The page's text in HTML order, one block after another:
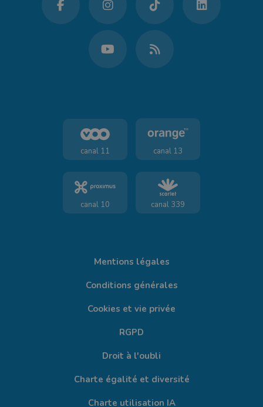
canal 11 canal 13
canal 10 canal 339
Mentions légales
Conditions générales
Cookies et vie privée
RGPD
Droit à l'oubli
Charte égalité et diversité
Charte utilisation IA